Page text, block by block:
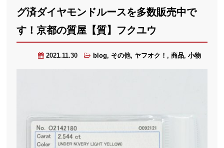
グ済ダイヤモンドルースを多数販売中で
す！京都の質屋【質】フクユウ
2021.11.30 blog, その他, ヤフオク！ , 商品, 小物